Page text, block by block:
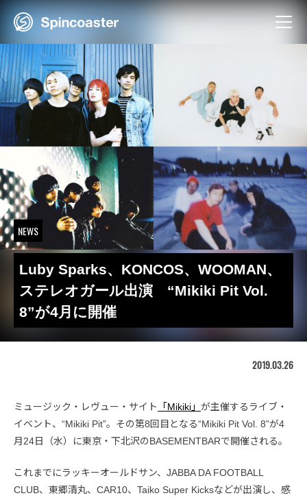
Skip
NEWS
Luby Sparks、KONCOS、WOOMAN、
ステレオガール出演 “Mikiki Pit Vol.
8”が4月に開催
2019.03.26
ミュージック・レヴュー・サイト 「Mikiki」 が主催するライブ・
イベント、“Mikiki Pit”。その第8回目となる“Mikiki Pit Vol. 8”が4
月24日（水）に東京・下北沢のBASEMENTBARで開催される。
これまでにラッキーオールドサン、JABBA DA FOOTBALL
CLUB、東郷清丸、CAR10、Taiko Super Kicksなどが出演し、感